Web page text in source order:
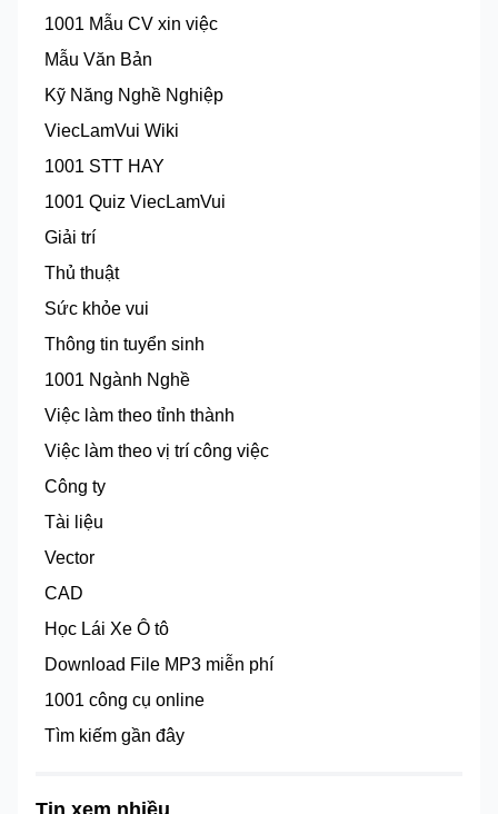
1001 Mẫu CV xin việc
Mẫu Văn Bản
Kỹ Năng Nghề Nghiệp
ViecLamVui Wiki
1001 STT HAY
1001 Quiz ViecLamVui
Giải trí
Thủ thuật
Sức khỏe vui
Thông tin tuyển sinh
1001 Ngành Nghề
Việc làm theo tỉnh thành
Việc làm theo vị trí công việc
Công ty
Tài liệu
Vector
CAD
Học Lái Xe Ô tô
Download File MP3 miễn phí
1001 công cụ online
Tìm kiếm gần đây